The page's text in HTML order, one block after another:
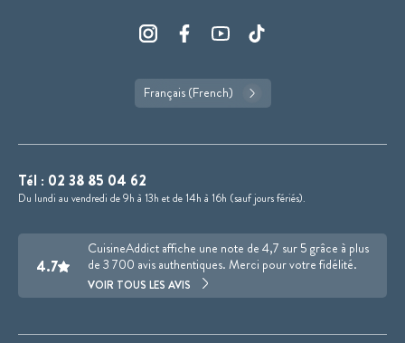
Français (French)
Tél : 02 38 85 04 62
Du lundi au vendredi de 9h à 13h et de 14h à 16h (sauf jours fériés).
4.7
CuisineAddict affiche une note de 4,7 sur 5 grâce à plus
de 3 700 avis authentiques. Merci pour votre fidélité.
VOIR TOUS LES AVIS